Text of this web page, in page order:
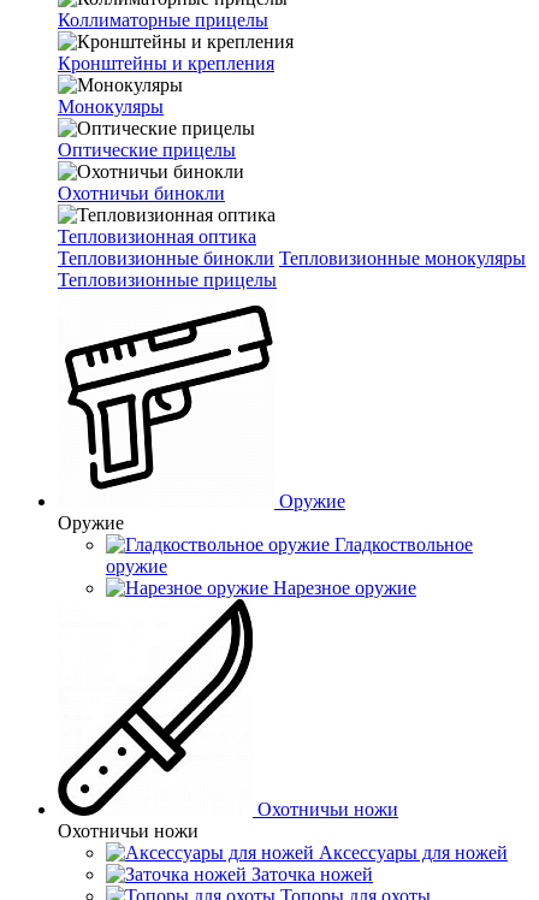
Коллиматорные прицелы
Кронштейны и крепления
Монокуляры
Оптические прицелы
Охотничьи бинокли
Тепловизионная оптика
Тепловизионные бинокли Тепловизионные монокуляры
Тепловизионные прицелы
Оружие
Оружие
Гладкоствольное
оружие
Нарезное оружие
Охотничьи ножи
Охотничьи ножи
Аксессуары для ножей
Заточка ножей
Топоры для охоты